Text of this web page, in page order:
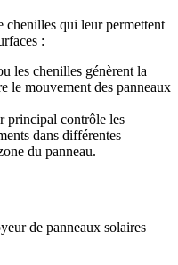
chenilles qui leur permettent
:
les chenilles génèrent la
le mouvement des panneaux
principal contrôle les
dans différentes
du panneau.
de panneaux solaires